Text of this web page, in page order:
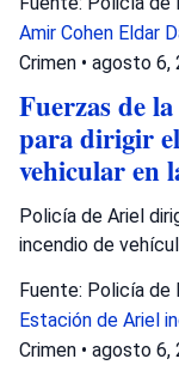
Amir Cohen Eldar
Crimen • agosto 6,
Fuerzas de
para dirigir
vehicular en
Policía de Ariel
incendio de
Fuente: Policía de
Estación de Ariel
Crimen • agosto 6,